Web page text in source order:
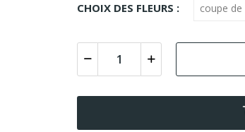
CHOIX DES FLEURS :